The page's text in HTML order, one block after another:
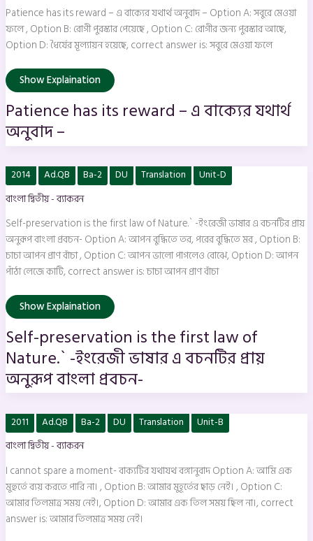
Patience has its reward – এ বাক্যের যথার্থ অনুবাদ – Option A: সবুরে মেওয়া
ফলে , Option B: রোগী পুরস্কার পেয়েছে , Option C: রোগীর জন্য পুরস্কার আছে,
Option D: ধৈর্যের মূল্যায়ন হয়েছে, correct answer is: সবুরে মেওয়া ফলে
এ
বাক্যের
যথার্থ
অনুবাদ
–
Show Explaination
Patience has its reward – এ বাক্যের যথার্থ
অনুবাদ –
2014 Ad.QB Ba-2 DU Translation
Unit-D
বাংলা দ্বিতীয় - ব্যাকরন
Self-preservation is the first law of Nature.` -ইংরেজী ভাষার এ বচনটির প্রায়
অনুরূপ বাংলা প্রবচন- Option A: আপন বুদ্ধিতে তর, পরের বুদ্ধিতে মর , Option B:
চাচা আপন প্রাণ বাঁচা , Option C: আপন ভালো পাগলেও বোঝে, Option D: আপন
পাঁঠা লেজে কাটি, correct answer is: চাচা আপন প্রাণ বাঁচা
Self-
preservation
is
the
law
of
Nature.`
-ইংরেজী
ভাষার
এ
বচনটির
অনুরূপ
বাংলা
প্রবচন-
Show Explaination
Self-preservation is the first law of
Nature.` -ইংরেজী ভাষার এ বচনটির প্রায়
অনুরূপ বাংলা প্রবচন-
2011 Ad.QB Ba-2 DU Translation
Unit-B
বাংলা দ্বিতীয় - ব্যাকরন
I cannot spare a moment- বাক্যটির যথাযথ বঙ্গানুবাদ Option A: আমি এক
মুহুর্তে ব্যয় করতে পারি না। , Option B: আমার মুহূর্তের ছাড় নেই। , Option C:
আমার তিলমাত্র সময় নেই।, Option D: আমার এক তিল সময় ছিল না।, correct
answer is: আমার তিলমাত্র সময় নেই।
I
cannot
spare
a
বাক্যটির
যথাযথ
বঙ্গানুবাদ